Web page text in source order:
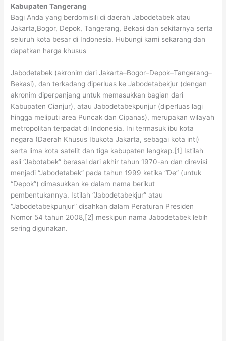
Kabupaten Tangerang
Bagi Anda yang berdomisili di daerah Jabodetabek atau
Jakarta,Bogor, Depok, Tangerang, Bekasi dan sekitarnya serta
seluruh kota besar di Indonesia. Hubungi kami sekarang dan
dapatkan harga khusus
Jabodetabek (akronim dari Jakarta–Bogor–Depok–Tangerang–
Bekasi), dan terkadang diperluas ke Jabodetabekjur (dengan
akronim diperpanjang untuk memasukkan bagian dari
Kabupaten Cianjur), atau Jabodetabekpunjur (diperluas lagi
hingga meliputi area Puncak dan Cipanas), merupakan wilayah
metropolitan terpadat di Indonesia. Ini termasuk ibu kota
negara (Daerah Khusus Ibukota Jakarta, sebagai kota inti)
serta lima kota satelit dan tiga kabupaten lengkap.[1] Istilah
asli “Jabotabek” berasal dari akhir tahun 1970-an dan direvisi
menjadi “Jabodetabek” pada tahun 1999 ketika “De” (untuk
“Depok”) dimasukkan ke dalam nama berikut
pembentukannya. Istilah “Jabodetabekjur” atau
“Jabodetabekpunjur” disahkan dalam Peraturan Presiden
Nomor 54 tahun 2008,[2] meskipun nama Jabodetabek lebih
sering digunakan.